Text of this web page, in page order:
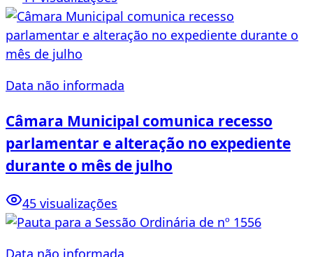
Data não informada
Câmara Municipal comunica recesso
parlamentar e alteração no expediente
durante o mês de julho
45 visualizações